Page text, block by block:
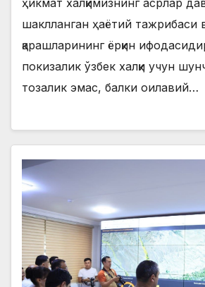
шаклланган ҳаётий тажрибаси
қарашларининг ёрқин
покизалик ўзбек халқи учун
тозалик эмас, балки оилавий…